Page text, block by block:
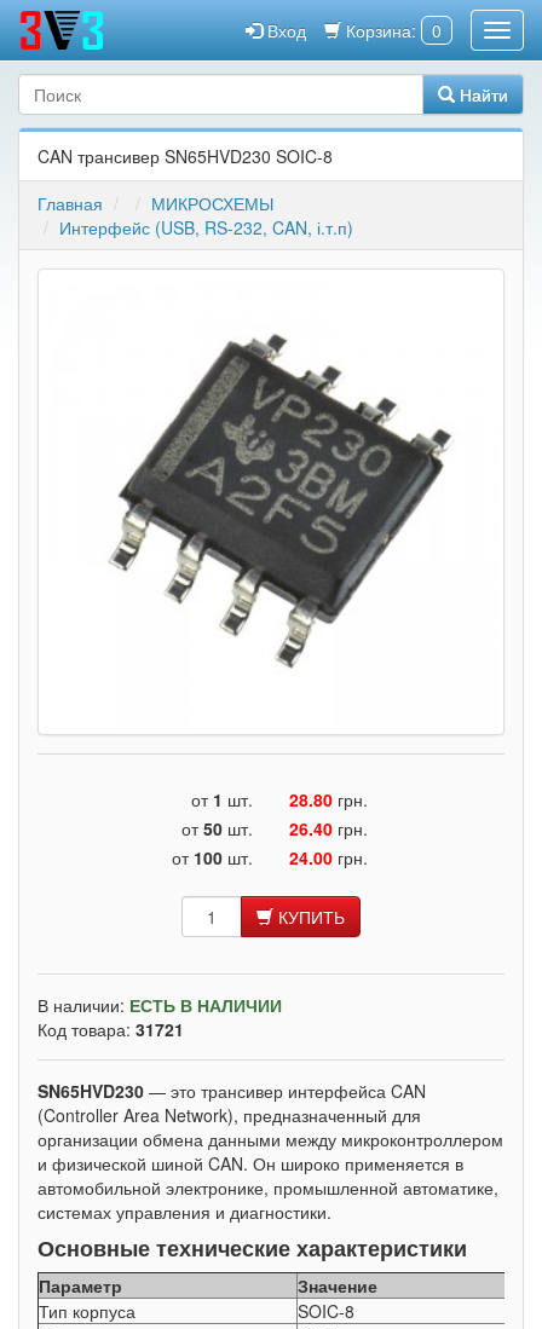
Корзина: 0
Вход
Найти
CAN трансивер SN65HVD230 SOIC-8
Главная
МИКРОСХЕМЫ
Интерфейс (USB, RS-232, CAN, і.т.п)
от 1 шт. 28.80 грн.
от50 шт. 26.40 грн.
от 100 шт. 24.00 грн.
КУПИТЬ
В наличии: ЕСТЬ В НАЛИЧИИ
Код товара: 31721
SN65HVD230 — это трансивер интерфейса CAN
(Controller Area Network), предназначенный для
организации обмена данными между микроконтроллером
и физической шиной CAN. Он широко применяется в
автомобильной электронике, промышленной автоматике,
системах управления и диагностики.
Основные технические характеристики
Параметр
Значение
Тип корпуса
SOIC-8